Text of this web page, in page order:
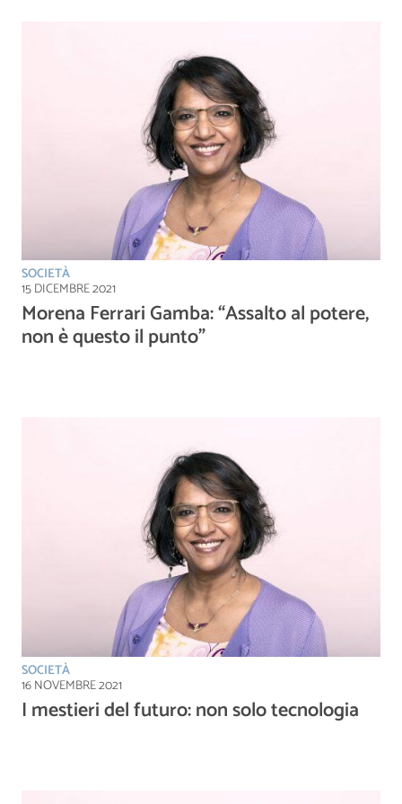
SOCIETÀ
15 DICEMBRE 2021
Morena Ferrari Gamba: “Assalto al potere,
non è questo il punto”
SOCIETÀ
16 NOVEMBRE 2021
I mestieri del futuro: non solo tecnologia